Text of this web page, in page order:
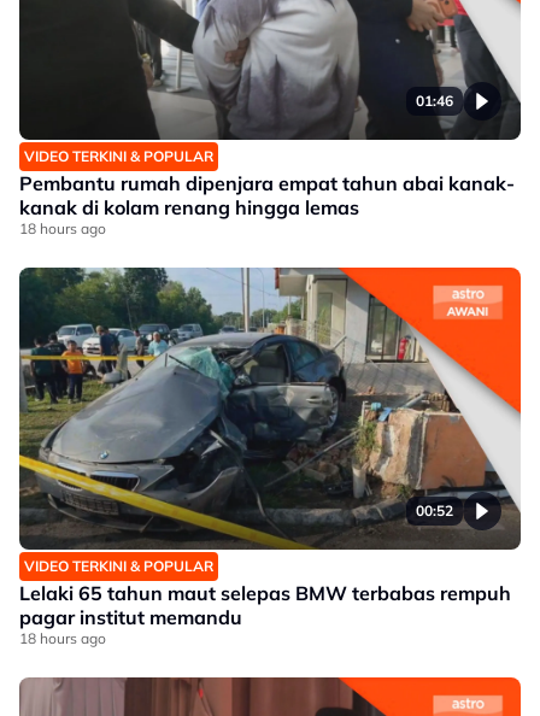
01:46
VIDEO TERKINI & POPULAR
Pembantu rumah dipenjara empat tahun abai kanak-
kanak di kolam renang hingga lemas
18 hours ago
00:52
VIDEO TERKINI & POPULAR
Lelaki 65 tahun maut selepas BMW terbabas rempuh
pagar institut memandu
18 hours ago